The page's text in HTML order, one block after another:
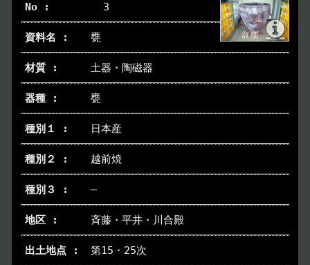
3
甕
土器・陶磁器
甕
日本産
越前焼
―
斉藤・平井・川合殿
第15・25次